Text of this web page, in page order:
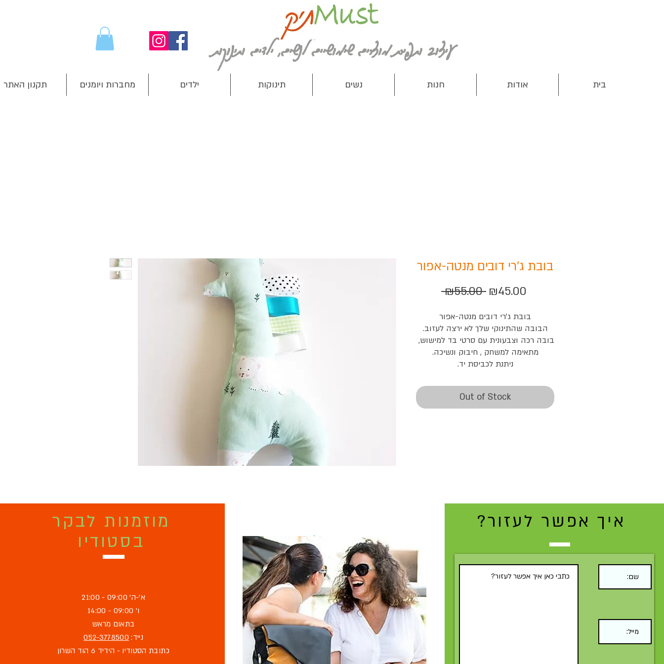
עיצוב ותפירת מוצרים שימושיים לנשים, ילדים ותינוקות
בית אודות חנות נשים תינוקות ילדים מחברות ויומנים תקנון האתר
בובת ג'רי דובים מנטה-אפור
₪55.00 Regular
₪45.00
בובת ג'רי דובים מנטה-אפור
הבובה שהתינוקי שלך לא ירצה לעזוב.
בובה רכה וצבעונית עם סרטי בד למישוש,
מתאימה למשחק , חיבוק ונשיכה.
ניתנת לכביסת יד.
Out of Stock
Submit
מוזמנות לבקר
בסטודיו
א'-ה' 09:00 - 21:00
ו' 09:00 - 14:00
בתאום מראש
נייד: 052-3778500
כתובת הסטודיו - הידיד 6 הוד השרון
מוזמנת לבקר
בסטודיו
ראשון - חמישי - 9-21
שישי - 9-14
בתיאום מראש
איך אפשר לעזור?